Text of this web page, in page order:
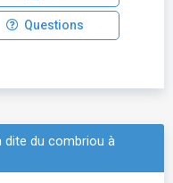
Questions
dite du combriou à